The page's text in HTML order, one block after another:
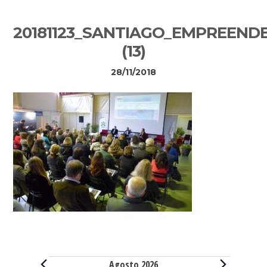
(13)
28/11/2018
Sidebar
primária